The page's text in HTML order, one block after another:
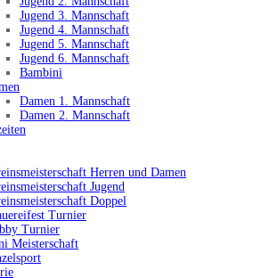
Jugend 3. Mannschaft
Jugend 4. Mannschaft
Jugend 5. Mannschaft
Jugend 6. Mannschaft
Bambini
Damen 1. Mannschaft
Damen 2. Mannschaft
Herren und Damen
Jugend
Doppel
Turnier
Turnier
Meisterschaft